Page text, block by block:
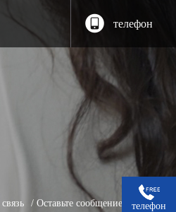
телефон
связь / Оставьте сообщение. телефон